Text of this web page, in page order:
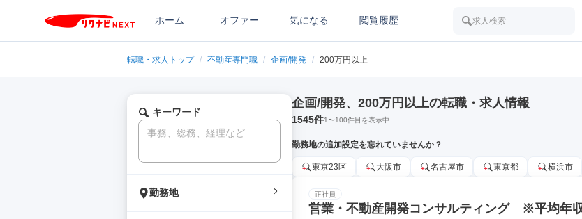
ホーム オファー 気になる 閲覧履歴 求人検索
転職・求人トップ / 不動産専門職 / 企画/開発 / 200万円以上
キーワード
勤務地
企画/開発、200万円以上の転職・求人情報
1545件1〜100件目を表示中
勤務地の追加設定を忘れていませんか？
東京23区 大阪市 名古屋市 東京都 横浜市
正社員
営業・不動産開発コンサルティング ※平均年